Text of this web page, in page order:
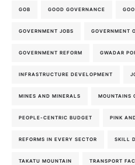
GOB GOOD GOVERNANCE
GOVERNMENT JOBS GOVERNMENT
GOVERNMENT REFORM GWADAR
INFRASTRUCTURE DEVELOPMENT
MINES AND MINERALS MOUNTAINS
PEOPLE-CENTRIC BUDGET PINK
REFORMS IN EVERY SECTOR SKILL
TAKATU MOUNTAIN TRANSPORT